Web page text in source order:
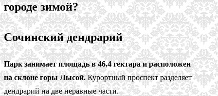
городе зимой?
Сочинский дендрарий
Парк занимает площадь в 46,4 гектара и расположен
на склоне горы Лысой.Курортный проспект разделяет
дендрарий на две неравные части.